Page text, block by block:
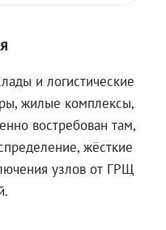
и логистические
жилые комплексы,
востребован там,
жёсткие
узлов от ГРЩ